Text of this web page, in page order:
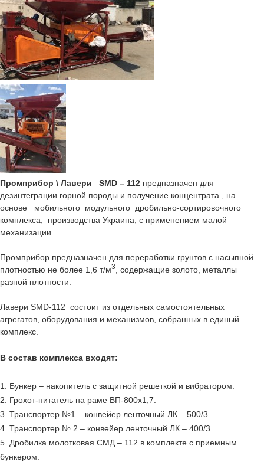
Промприбор \ Лавери SMD – 112 предназначен для
дезинтеграции горной породы и получение концентрата , на
основе мобильного модульного дробильно-сортировочного
комплекса, производства Украина, с применением малой
механизации .
Промприбор предназначен для переработки грунтов с насыпной
плотностью не более 1,6 т/м3
, содержащие золото, металлы
разной плотности.
Лавери SMD-112 состоит из отдельных самостоятельных
агрегатов, оборудования и механизмов, собранных в единый
комплекс.
В состав комплекса входят:
1. Бункер – накопитель с защитной решеткой и вибратором.
2. Грохот-питатель на раме ВП-800х1,7.
3. Транспортер №1 – конвейер ленточный ЛК – 500/3.
4. Транспортер № 2 – конвейер ленточный ЛК – 400/3.
5. Дробилка молотковая СМД – 112 в комплекте с приемным
бункером.